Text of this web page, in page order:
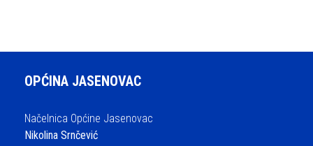
OPĆINA JASENOVAC
Načelnica Općine Jasenovac
Nikolina Srnčević